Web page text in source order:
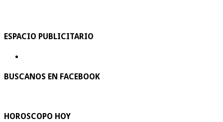
ESPACIO PUBLICITARIO
BUSCANOS EN FACEBOOK
HOROSCOPO HOY